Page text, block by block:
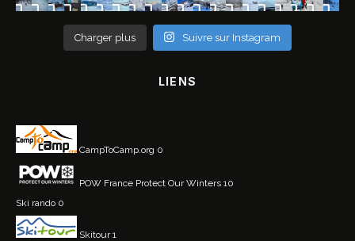
Charger plus Suivre sur Instagram
LIENS
CampToCamp.org 0
POW France Protect Our Winters 10
Ski rando 0
Skitour1